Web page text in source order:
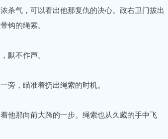
气，可以看出他那复仇的决心。政右卫门拔出
钩的绳索。
默不作声。
，瞄准着扔出绳索的时机。
那向前大跨的一步。绳索也从久藏的手中飞